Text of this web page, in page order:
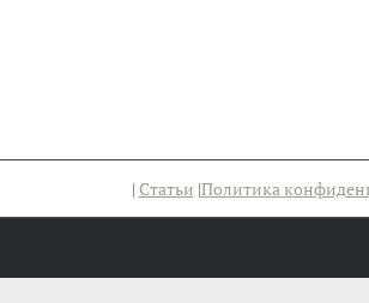
| Статьи |Политика